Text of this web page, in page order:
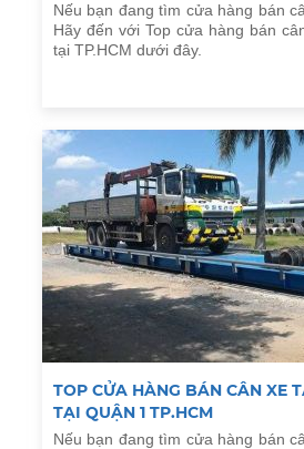
Nếu bạn đang tìm cửa hàng bán
Hãy đến với Top cửa hàng bán
tại TP.HCM dưới đây.
TOP CỬA HÀNG BÁN CÂN XE
TẠI QUẬN 1 TP.HCM
Nếu bạn đang tìm cửa hàng bán